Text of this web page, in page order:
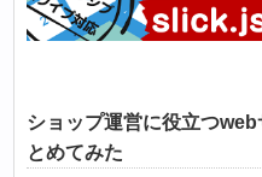
ショップ運営に役立つ
とめてみた